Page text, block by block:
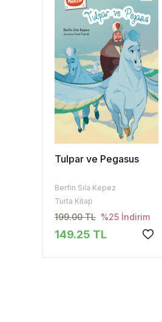
Tulpar ve Pegasus
Berfin Sıla Kepez
Turta Kitap
199.00 TL %25 İndirim
149.25 TL